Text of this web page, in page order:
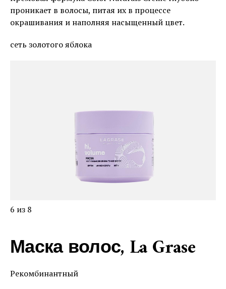
проникает в волосы, питая их в процессе
окрашивания и наполняя насыщенный цвет.
сеть золотого яблока
6 из 8
Маска волос, La Grase
Рекомбинантный